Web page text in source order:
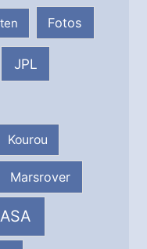
Fotos
JPL
Kourou
Marsrover